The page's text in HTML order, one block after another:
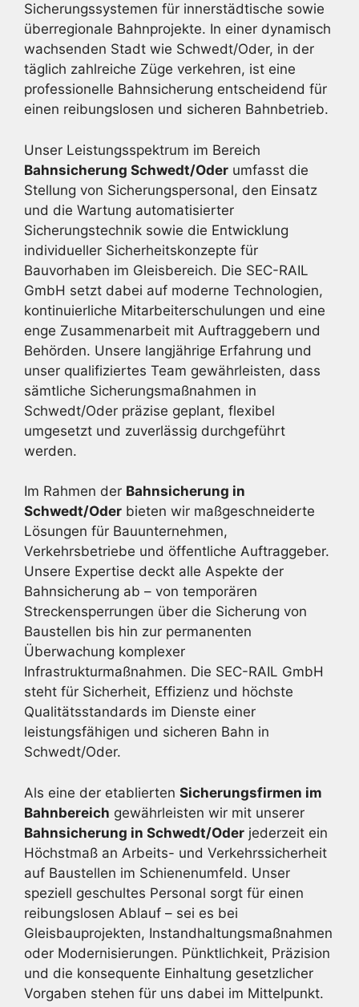
Sicherungssystemen für innerstädtische sowie
überregionale Bahnprojekte. In einer dynamisch
wachsenden Stadt wie Schwedt/Oder, in der
täglich zahlreiche Züge verkehren, ist eine
professionelle Bahnsicherung entscheidend für
einen reibungslosen und sicheren Bahnbetrieb.
Unser Leistungsspektrum im Bereich
Bahnsicherung Schwedt/Oder umfasst die
Stellung von Sicherungspersonal, den Einsatz
und die Wartung automatisierter
Sicherungstechnik sowie die Entwicklung
individueller Sicherheitskonzepte für
Bauvorhaben im Gleisbereich. Die SEC-RAIL
GmbH setzt dabei auf moderne Technologien,
kontinuierliche Mitarbeiterschulungen und eine
enge Zusammenarbeit mit Auftraggebern und
Behörden. Unsere langjährige Erfahrung und
unser qualifiziertes Team gewährleisten, dass
sämtliche Sicherungsmaßnahmen in
Schwedt/Oder präzise geplant, flexibel
umgesetzt und zuverlässig durchgeführt
werden.
Im Rahmen der Bahnsicherung in
Schwedt/Oder bieten wir maßgeschneiderte
Lösungen für Bauunternehmen,
Verkehrsbetriebe und öffentliche Auftraggeber.
Unsere Expertise deckt alle Aspekte der
Bahnsicherung ab – von temporären
Streckensperrungen über die Sicherung von
Baustellen bis hin zur permanenten
Überwachung komplexer
Infrastrukturmaßnahmen. Die SEC-RAIL GmbH
steht für Sicherheit, Effizienz und höchste
Qualitätsstandards im Dienste einer
leistungsfähigen und sicheren Bahn in
Schwedt/Oder.
Als eine der etablierten Sicherungsfirmen im
Bahnbereich gewährleisten wir mit unserer
Bahnsicherung in Schwedt/Oder jederzeit ein
Höchstmaß an Arbeits- und Verkehrssicherheit
auf Baustellen im Schienenumfeld. Unser
speziell geschultes Personal sorgt für einen
reibungslosen Ablauf – sei es bei
Gleisbauprojekten, Instandhaltungsmaßnahmen
oder Modernisierungen. Pünktlichkeit, Präzision
und die konsequente Einhaltung gesetzlicher
Vorgaben stehen für uns dabei im Mittelpunkt.